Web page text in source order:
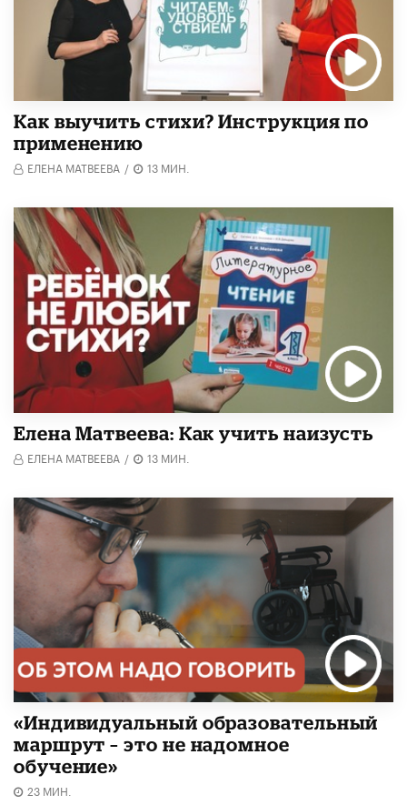
Как выучить стихи? Инструкция по
применению
ЕЛЕНА МАТВЕЕВА / 13 МИН.
Елена Матвеева: Как учить наизусть
ЕЛЕНА МАТВЕЕВА / 13 МИН.
«Индивидуальный образовательный
маршрут – это не надомное
обучение»
23 МИН.